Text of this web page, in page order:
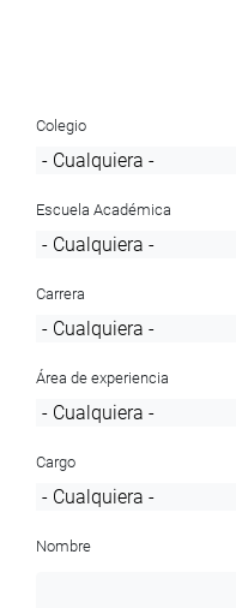
Colegio
Escuela Académica
Carrera
Área de experiencia
Cargo
Nombre